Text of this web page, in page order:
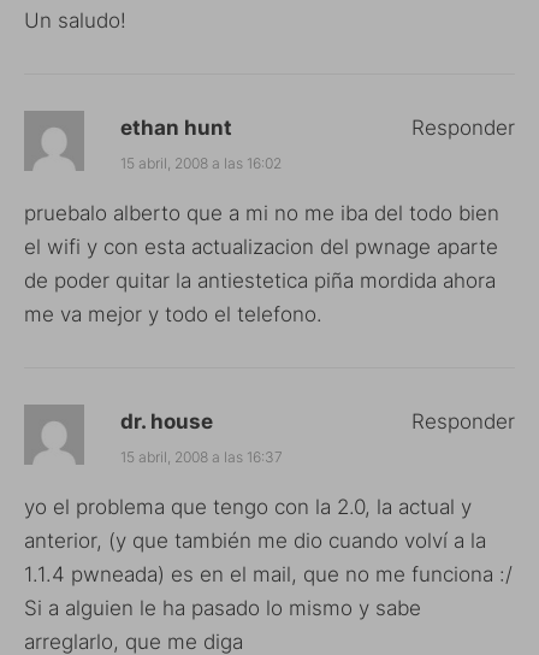
Un saludo!
ethan hunt
15 abril, 2008 a las 16:02
pruebalo alberto que a mi no me iba del todo bien
el wifi y con esta actualizacion del pwnage aparte
de poder quitar la antiestetica piña mordida ahora
me va mejor y todo el telefono.
Responder
dr. house
15 abril, 2008 a las 16:37
yo el problema que tengo con la 2.0, la actual y
anterior, (y que también me dio cuando volví a la
1.1.4 pwneada) es en el mail, que no me funciona :/
Si a alguien le ha pasado lo mismo y sabe
arreglarlo, que me diga
Responder